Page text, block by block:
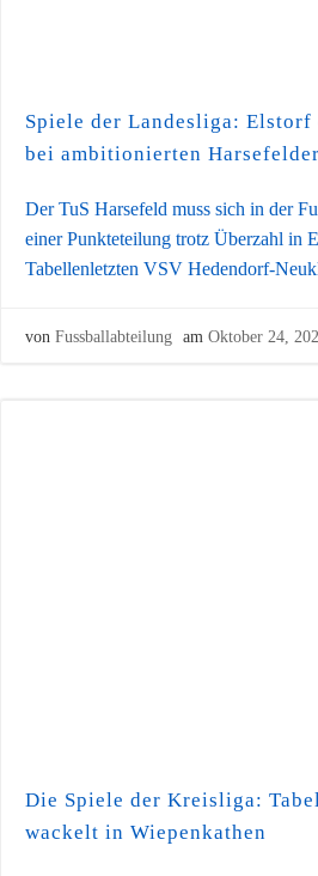
Spiele der Landesliga:
bei ambitionierten
Der TuS Harsefeld muss sich in der
einer Punkteteilung trotz Überzahl in
Tabellenletzten VSV Hedendorf-
von Fussballabteilung am Oktober 24,
Die Spiele der Kreisliga:
wackelt in Wiepenkathen